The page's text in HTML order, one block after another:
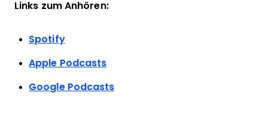
Links zum Anhören:
Spotify
Apple Podcasts
Google Podcasts